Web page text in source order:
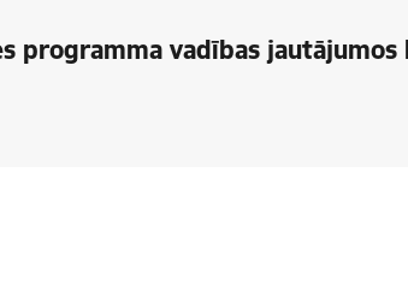
programma vadības jautājumos